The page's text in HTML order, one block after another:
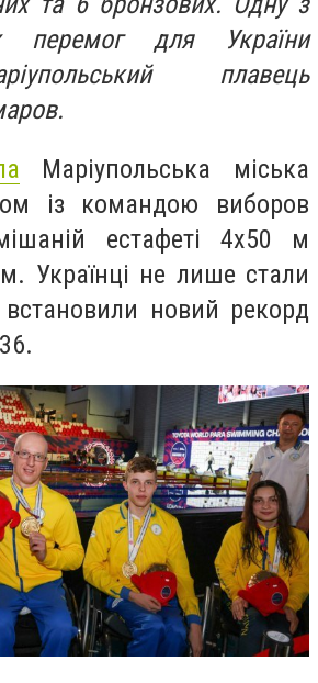
перемог для України
плавець
Маріупольська міська
із командою виборов
естафеті 4x50 м
Українці не лише стали
новий рекорд